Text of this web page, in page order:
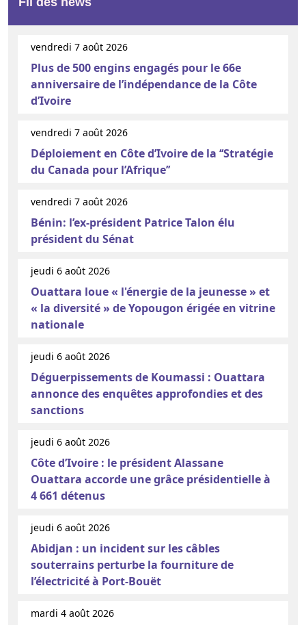
vendredi 7 août 2026
Plus de 500 engins engagés pour le 66e
anniversaire de l’indépendance de la Côte
d’Ivoire
vendredi 7 août 2026
Déploiement en Côte d’Ivoire de la ‘‘Stratégie
du Canada pour l’Afrique’’
vendredi 7 août 2026
Bénin: l’ex-président Patrice Talon élu
président du Sénat
jeudi 6 août 2026
Ouattara loue « l'énergie de la jeunesse » et
« la diversité » de Yopougon érigée en vitrine
nationale
jeudi 6 août 2026
Déguerpissements de Koumassi : Ouattara
annonce des enquêtes approfondies et des
sanctions
jeudi 6 août 2026
Côte d’Ivoire : le président Alassane
Ouattara accorde une grâce présidentielle à
4 661 détenus
jeudi 6 août 2026
Abidjan : un incident sur les câbles
souterrains perturbe la fourniture de
l’électricité à Port-Bouët
mardi 4 août 2026